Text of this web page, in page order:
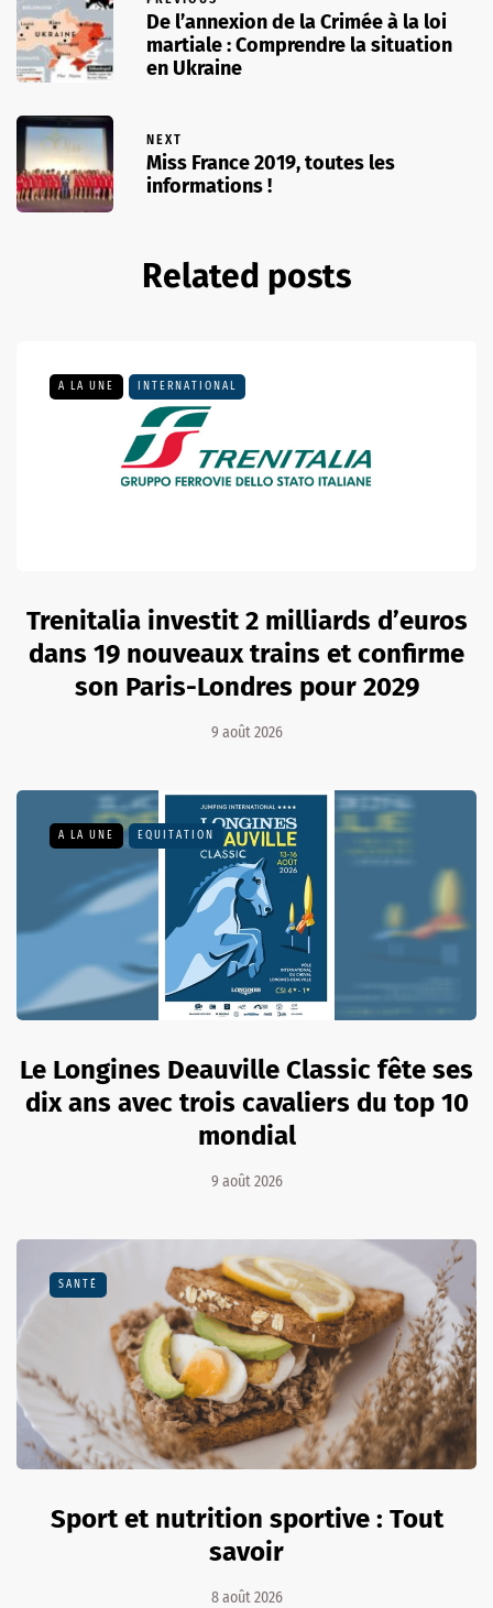
De l’annexion de la Crimée à la loi
martiale : Comprendre la situation
en Ukraine
NEXT
Miss France 2019, toutes les
informations !
Related posts
A LA UNE INTERNATIONAL
Trenitalia investit 2 milliards d’euros
dans 19 nouveaux trains et confirme
son Paris-Londres pour 2029
9 août 2026
A LA UNE EQUITATION
Le Longines Deauville Classic fête ses
dix ans avec trois cavaliers du top 10
mondial
9 août 2026
SANTÉ
Sport et nutrition sportive : Tout
savoir
8 août 2026